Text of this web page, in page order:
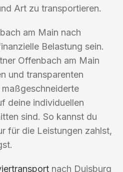
Art zu transportieren.
am Main nach
Belastung sein.
Offenbach am Main
und transparenten
deine individuellen
sind. So kannst du
für die Leistungen zahlst,
nach Duisburg